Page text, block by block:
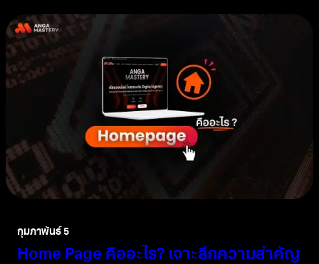
กุมภาพันธ์ 5
Home Page คืออะไร? เจาะลึกความสำคัญ